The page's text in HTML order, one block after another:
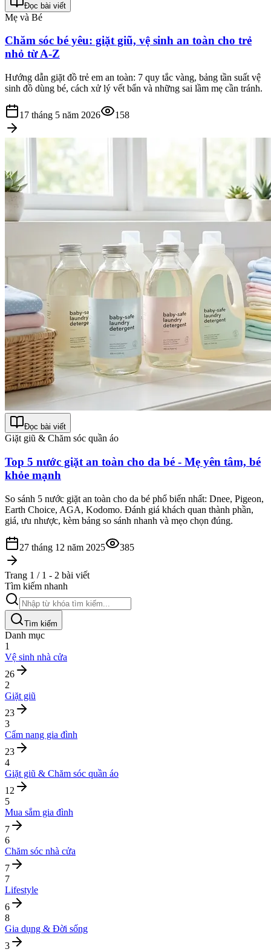
Đọc bài viết
Mẹ và Bé
Chăm sóc bé yêu: giặt giũ, vệ sinh an toàn cho trẻ
nhỏ từ A-Z
Hướng dẫn giặt đồ trẻ em an toàn: 7 quy tắc vàng, bảng tần suất vệ
sinh đồ dùng bé, cách xử lý vết bẩn và những sai lầm mẹ cần tránh.
17 tháng 5 năm 2026 158
Đọc bài viết
Giặt giũ & Chăm sóc quần áo
Top 5 nước giặt an toàn cho da bé - Mẹ yên tâm, bé
khỏe mạnh
So sánh 5 nước giặt an toàn cho da bé phổ biến nhất: Dnee, Pigeon,
Earth Choice, AGA, Kodomo. Đánh giá khách quan thành phần,
giá, ưu nhược, kèm bảng so sánh nhanh và mẹo chọn đúng.
27 tháng 12 năm 2025 385
Trang 1 / 1 - 2 bài viết
Tìm kiếm nhanh
Tìm kiếm
Danh mục
1
Vệ sinh nhà cửa
26
2
Giặt giũ
23
3
Cẩm nang gia đình
23
4
Giặt giũ & Chăm sóc quần áo
12
5
Mua sắm gia đình
7
6
Chăm sóc nhà cửa
7
7
Lifestyle
6
8
Gia dụng & Đời sống
3